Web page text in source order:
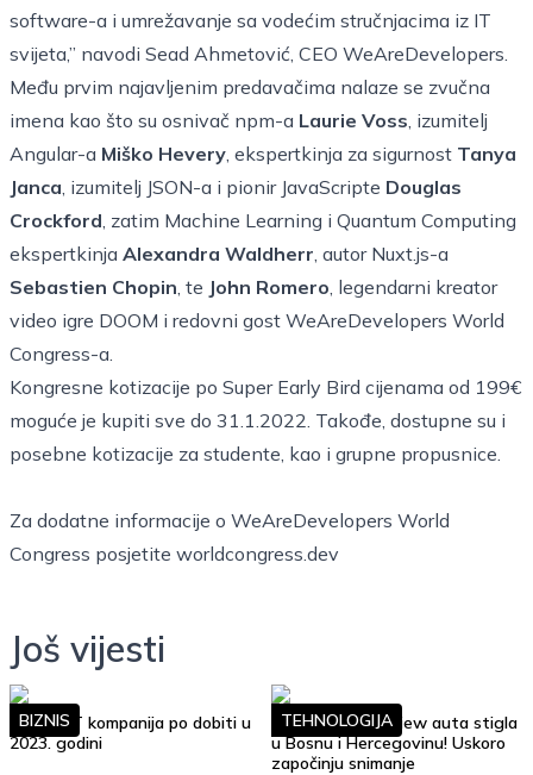
software-a i umrežavanje sa vodećim stručnjacima iz IT
svijeta,” navodi Sead Ahmetović, CEO WeAreDevelopers.
Među prvim najavljenim predavačima nalaze se zvučna
imena kao što su osnivač npm-a Laurie Voss, izumitelj
Angular-a Miško Hevery, ekspertkinja za sigurnost Tanya
Janca, izumitelj JSON-a i pionir JavaScripte Douglas
Crockford, zatim Machine Learning i Quantum Computing
ekspertkinja Alexandra Waldherr, autor Nuxt.js-a
Sebastien Chopin, te John Romero, legendarni kreator
video igre DOOM i redovni gost WeAreDevelopers World
Congress-a.
Kongresne kotizacije po Super Early Bird cijenama od 199€
moguće je kupiti sve do 31.1.2022. Takođe, dostupne su i
posebne kotizacije za studente, kao i grupne propusnice.
Za dodatne informacije o WeAreDevelopers World
Congress posjetite worldcongress.dev
Još vijesti
Top 10 IT kompanija po dobiti u
2023. godini
BIZNIS
Google Street View auta stigla
u Bosnu i Hercegovinu! Uskoro
započinju snimanje
TEHNOLOGIJA